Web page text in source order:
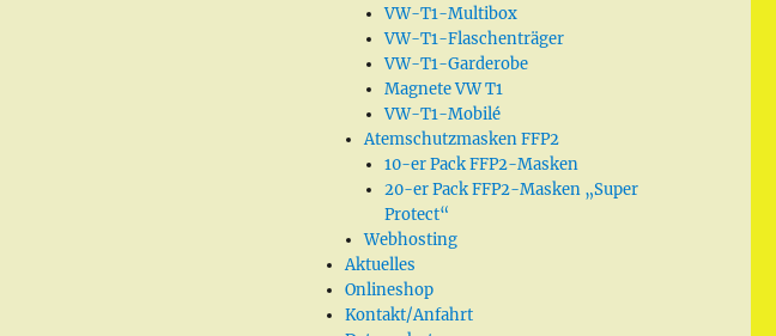
VW-T1-Multibox
VW-T1-Flaschenträger
VW-T1-Garderobe
Magnete VW T1
VW-T1-Mobilé
Atemschutzmasken FFP2
10-er Pack FFP2-Masken
20-er Pack FFP2-Masken „Super
Protect“
Webhosting
Aktuelles
Onlineshop
Kontakt/Anfahrt